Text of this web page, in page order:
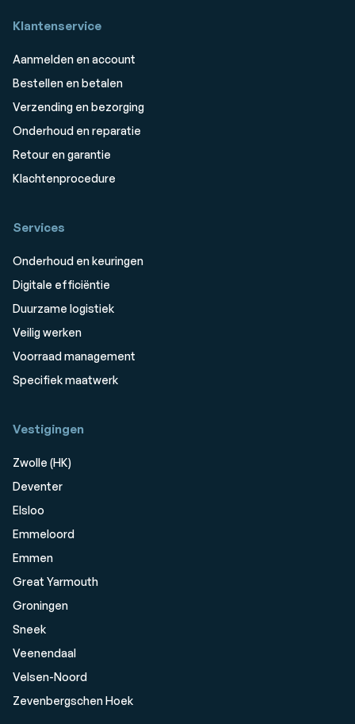
Klantenservice
Aanmelden en account
Bestellen en betalen
Verzending en bezorging
Onderhoud en reparatie
Retour en garantie
Klachtenprocedure
Services
Onderhoud en keuringen
Digitale efficiëntie
Duurzame logistiek
Veilig werken
Voorraad management
Specifiek maatwerk
Vestigingen
Zwolle (HK)
Deventer
Elsloo
Emmeloord
Emmen
Great Yarmouth
Groningen
Sneek
Veenendaal
Velsen-Noord
Zevenbergschen Hoek